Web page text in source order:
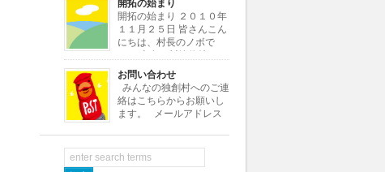
・・・・・・・・・・・・・・・・・・・・・・・・・・・・・・・・
[…]
開拓の始まり
開拓の始まり ２０１０年
１１月２５日 皆さんこん
にちは、村長のノボで
す。 本名は川嶋信雄とい
いますが、小さい頃ノブオがなまって
ノボちゃんといわれていたので、この
村ではノボ村長にしました。 さて私
はある小さな会社の社長をし […]
お問い合わせ
みんなの独創村へのご連
絡はこちらからお願いし
ます。 メールアドレス
して下さい。 村役場では村つくり
[…]